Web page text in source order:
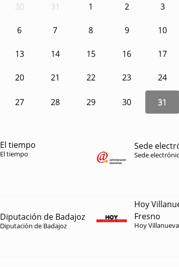
30 31 1 2 3
6 7 8 9 10
13 14 15 16 17
20 21 22 23 24
27 28 29 30 31
El tiempo
El tiempo
Sede
Sede
Diputación de Badajoz
Diputación de Badajoz
Hoy
Fresno
Hoy